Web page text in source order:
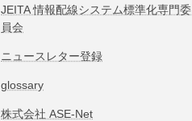
JEITA 情報配線システム標準化専⾨委
員会
ニュースレター登録
glossary
株式会社 ASE-Net